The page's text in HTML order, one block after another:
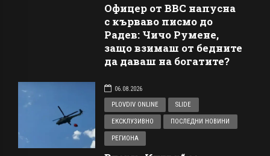
Офицер от ВВС напусна
с кърваво писмо до
Радев: Чичо Румене,
защо взимаш от бедните
да даваш на богатите?
06.08.2026
PLOVDIV ONLINE
SLIDE
ЕКСКЛУЗИВНО ПОСЛЕДНИ НОВИНИ
РЕГИОНА